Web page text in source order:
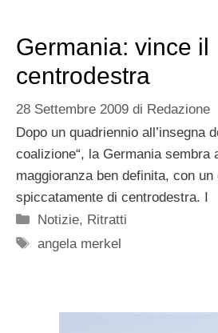
Germania: vince il
centrodestra
28 Settembre 2009 di Redazione
Dopo un quadriennio all’insegna
coalizione“, la Germania sembra
maggioranza ben definita, con
spiccatamente di centrodestra. I
Categorie
Notizie, Ritratti
Tag
angela merkel